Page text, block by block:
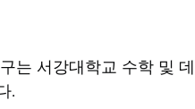
는 서강대학교 수학 및
.